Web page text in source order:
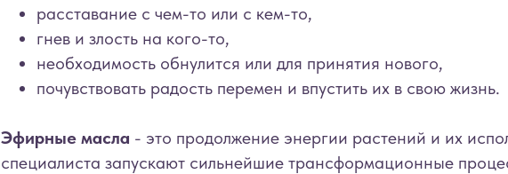
расставание с чем-то или с кем-то,
гнев и злость на кого-то,
необходимость обнулится или для принятия нового,
почувствовать радость перемен и впустить их в свою жизнь.
Эфирные масла - это продолжение энергии растений и их
специалиста запускают сильнейшие трансформационные